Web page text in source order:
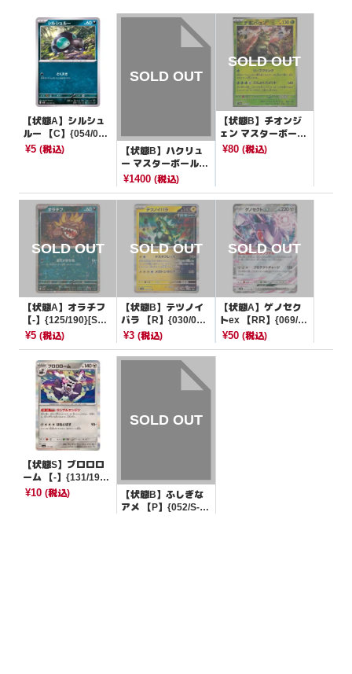
【状態A】シルシュ
ルー 【C】{054/07
1}[SV2D]
¥5 (税込)
【状態B】ハクリュ
ー マスターボールミ
ラー【U】{148/165}
¥1400(税込)
【状態B】チオンジ
ェン マスターボール
ミラー【-】{015/18
¥80 (税込)
【状態A】オラチフ
【-】{125/190}[SV4
a]
¥5 (税込)
【状態B】テツノイ
バラ 【R】{030/07
1}[SV5M]
¥3(税込)
【状態A】ゲノセク
トex 【RR】{069/08
6}[SV11B]
¥50 (税込)
【状態S】ブロロロ
ーム 【-】{131/190}
[SV4a]
¥10 (税込)
【状態B】ふしぎな
アメ 【P】{052/S-P}